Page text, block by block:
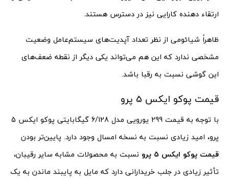
ارتقاء دهنده کارایی نیز در دسترس هستند.
ظاهراً شیائومی از نظر تعداد آپدیت‌های سیستم‌عامل وضعیت
مشخصی ندارد که این هم می‌تواند یکی دیگر از نقطه ضعف‌های
این گوشی نسبت به رقبا باشد.
قیمت پوکو ایکس 5 پرو
با توجه به قیمت 299 یورویی مدل 6/128 گیگابایتی پوکو ایکس 5
پرو، امید زیادی نسبت به نسخه امسال وجود دارد. پایین‌تر بودن
قیمت پوکو ایکس 5 پرو
نسبت به محصولات مشابه سایر رقیبان،
تأثیر زیادی در جلب خریدارانی دارد که مایل به پایبند ماندن به یک